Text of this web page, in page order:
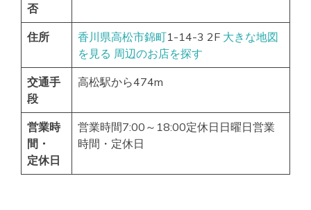
否
住所 香川県高松市錦町1-14-3 2F 大きな地図
を見る 周辺のお店を探す
交通手
段
高松駅から474m
営業時
間・
定休日
営業時間7:00～18:00定休日日曜日営業
時間・定休日